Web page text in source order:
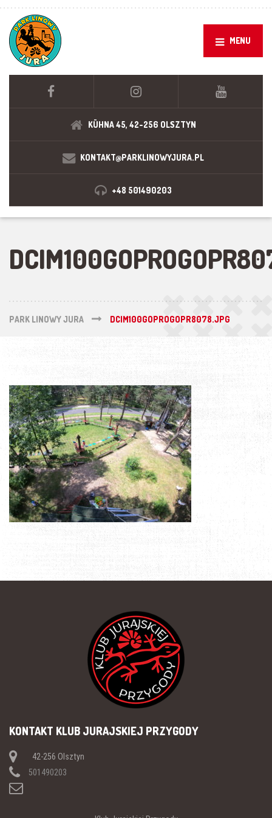
MENU
KÜHNA 45, 42-256 OLSZTYN
KONTAKT@PARKLINOWYJURA.PL
+48 501490203
PARK LINOWY JURA DCIM100GOPROGOPR8078.JPG
KONTAKT KLUB JURAJSKIEJ PRZYGODY
42-256 Olsztyn
501490203